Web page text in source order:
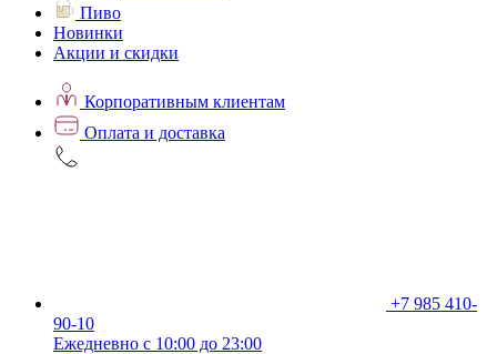
Пиво
Новинки
Акции и скидки
Корпоративным клиентам
Оплата и доставка
+7 985 410-
90-10
Ежедневно с 10:00 до 23:00